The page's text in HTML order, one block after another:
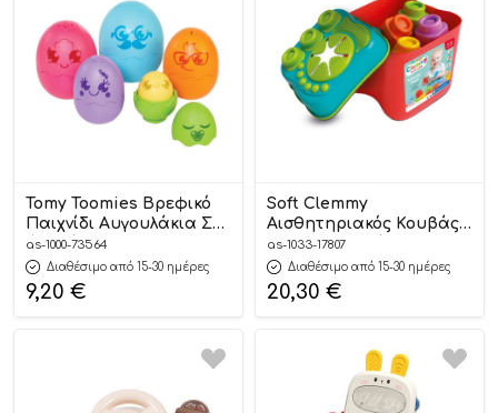
Tomy Toomies Βρεφικό
Παιχνίδι Αυγουλάκια Στη
Φωλιά 6-36m+, As
Company
as-1000-73564
Διαθέσιμο από 15-30 ημέρες
9,20 €
Soft Clemmy
Αισθητηριακός Κουβάς
Με 15 Μαλακά Premium
Τουβλάκια 6-36m+ – As
Company
as-1033-17807
Διαθέσιμο από 15-30 ημέρες
20,30 €